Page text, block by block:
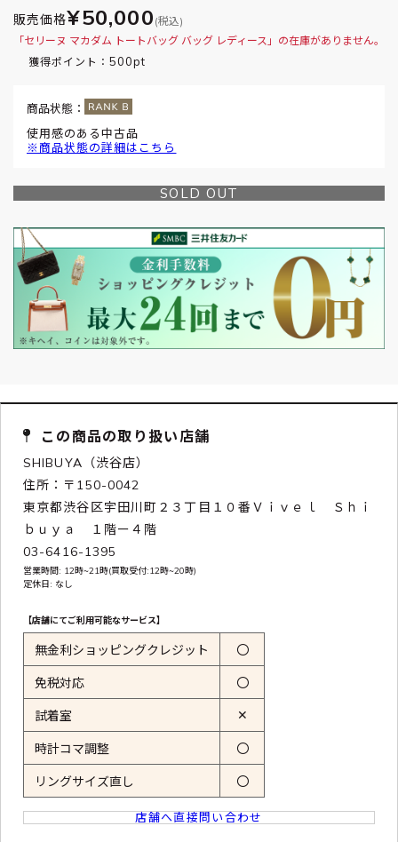
販売価格¥50,000 (税込)
「セリーヌ マカダム トートバッグ バッグ レディース」の在庫がありません。
獲得ポイント： 500pt
商品状態：
使用感のある中古品
※商品状態の詳細はこちら
SOLD OUT
この商品の取り扱い店舗
SHIBUYA（渋谷店）
住所：〒150-0042
東京都渋谷区宇田川町２３丁目１０番Ｖｉｖｅｌ Ｓｈｉ
ｂｕｙａ １階ー４階
03-6416-1395
営業時間: 12時~21時(買取受付:12時~20時)
定休日: なし
【店舗にてご利用可能なサービス】
無金利ショッピングクレジット 〇
免税対応 〇
試着室 ✕
時計コマ調整 〇
リングサイズ直し 〇
店舗へ直接問い合わせ